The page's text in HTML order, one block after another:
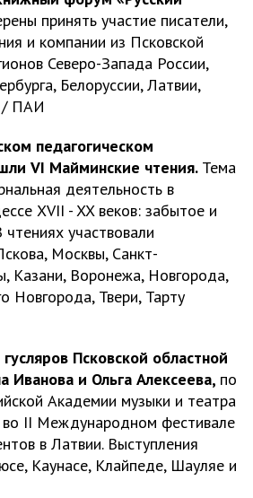
принять участие писатели,
и компании из Псковской
Северо-Запада России,
Белоруссии, Латвии,
/ ПАИ
педагогическом
VI Майминские чтения. Тема
деятельность в
XVII - XX веков: забытое и
участвовали
Москвы, Санкт-
Казани, Воронежа, Новгорода,
Новгорода, Твери, Тарту
Псковской областной
Иванова и Ольга Алексеева, по
Академии музыки и театра
во II Международном фестивале
в Латвии. Выступления
Каунасе, Клайпеде, Шауляе и